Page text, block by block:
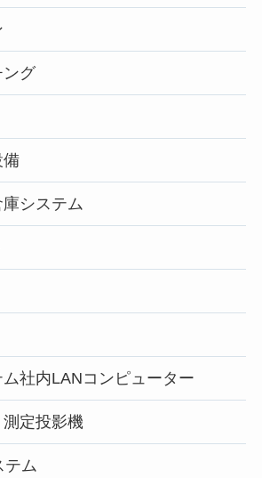
ング
備
システム
社内LANコンピューター
定投影機
テム